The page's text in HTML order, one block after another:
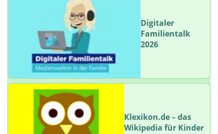
Digitaler
Familientalk
2026
Klexikon.de – das
Wikipedia für Kinder